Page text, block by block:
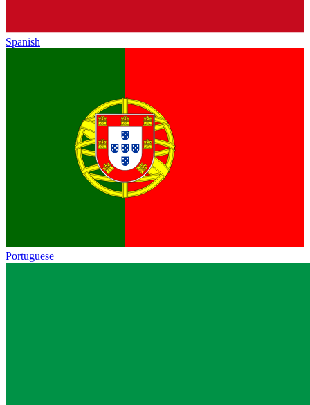
Spanish
Portuguese